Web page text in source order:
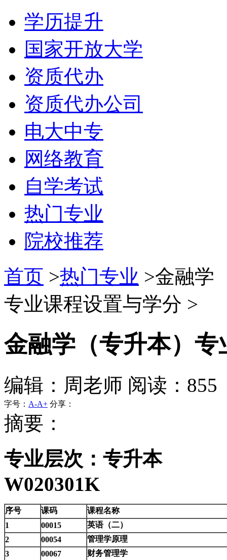
学历提升
国家开放大学
资质代办
资质代办公司
电大中专
网络教育
自学考试
热门专业
院校推荐
首页 >热门专业 >金融学
专业课程设置与学分 >
金融学（专升本）
编辑：周老师 阅读：855
字号： A-A+ 分享：
摘要：
专业层次：专
W020301K
序号 课码
课程名称
1
00015
英语（二）
2
00054
管理学原理
3
00067
财务管理学